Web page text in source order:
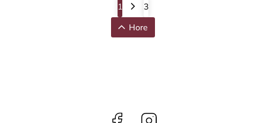
1
3
Hore
Facebook